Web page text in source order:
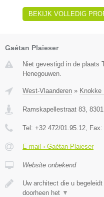
BEKIJK VOLLEDIG
Gaétan Plaieser
Niet gevestigd in de plaats
Henegouwen.
West-Vlaanderen » Knokke
Ramskapellestraat 83 8301
Tel: +32 472/01.95.12 , Fax:
E-mail › Gaétan Plaieser
Website onbekend
Uw architect die u
doorheen het ▼